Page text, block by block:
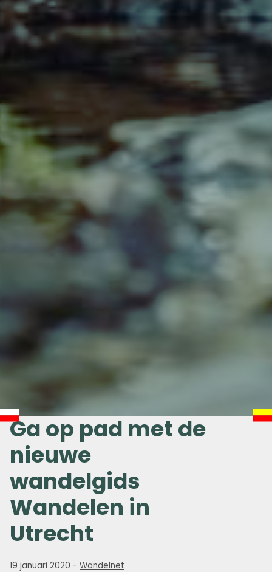
Ga op pad met de
nieuwe
wandelgids
Wandelen in
Utrecht
19 januari 2020 - Wandelnet